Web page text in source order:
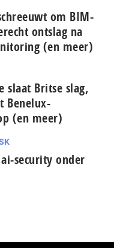
om BIM-
ontslag na
(en meer)
slaat Britse slag,
Benelux-
(en meer)
security onder